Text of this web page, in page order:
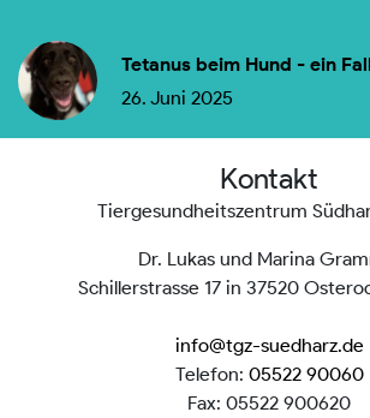
Tetanus beim Hund - ein
26. Juni 2025
Kontakt
Tiergesundheitszentrum
Dr. Lukas und Marina
Schillerstrasse 17 in 37520
info@tgz-suedharz.de
Telefon: 05522 90060
Fax: 05522 900620